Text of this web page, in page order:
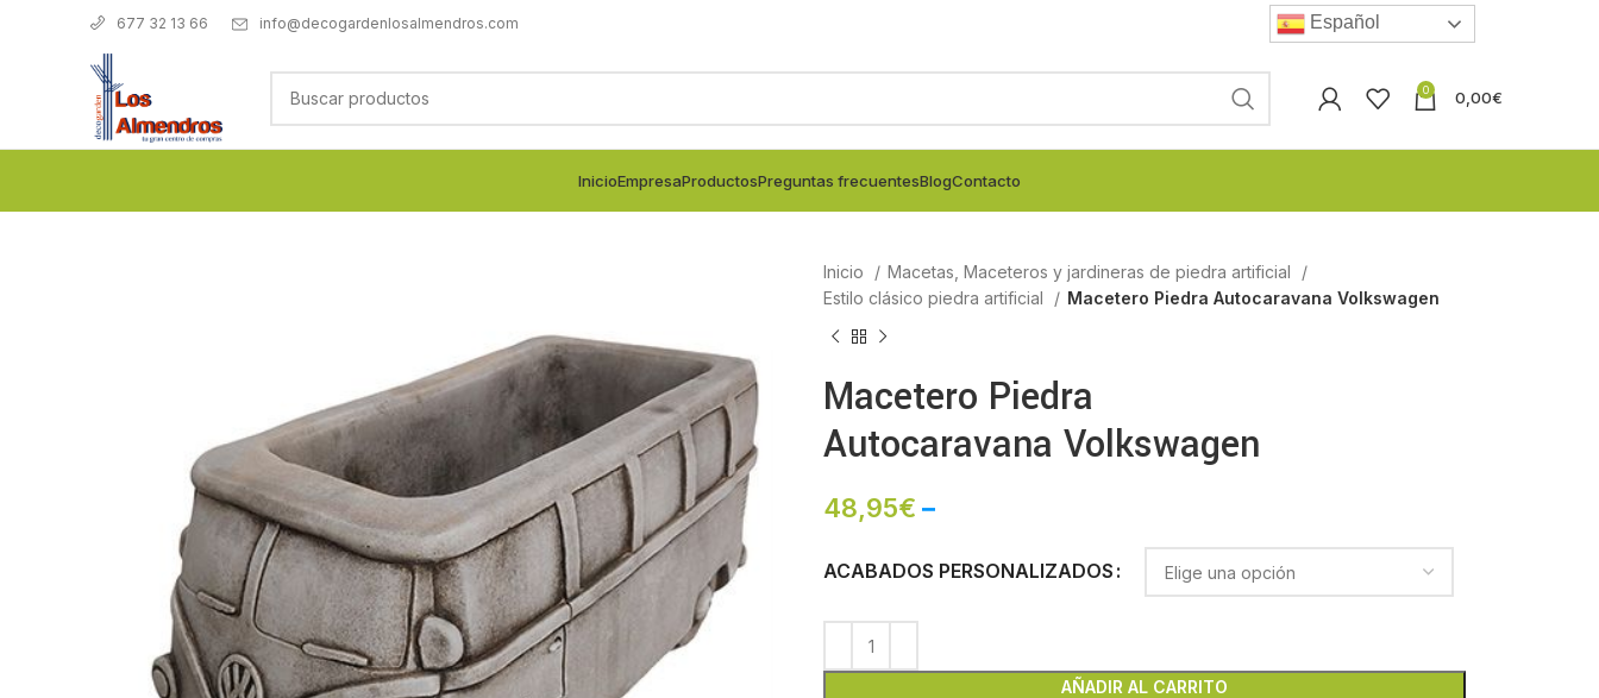
677 32 13 66 info@decogardenlosalmendros.com Español
0 0,00€
InicioEmpresaProductosPreguntas frecuentesBlogContacto
Inicio
Macetas, Maceteros y jardineras de piedra artificial
Estilo clásico piedra artificial
Macetero Piedra Autocaravana Volkswagen
Macetero Piedra
Autocaravana Volkswagen
48,95€ –
ACABADOS PERSONALIZADOS
AÑADIR AL CARRITO